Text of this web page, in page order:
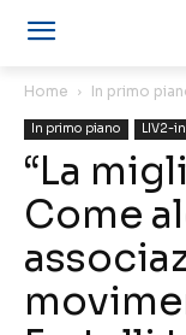
Home In primo
In primo piano LIV2-
“La
Come